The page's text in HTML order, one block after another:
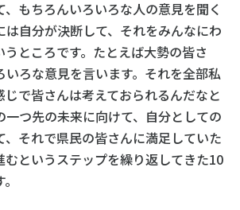
、もちろんいろいろな人の意見を聞く
は自分が決断して、それをみんなにわ
ところです。たとえば大勢の皆さ
いろな意見を言います。それを全部私
で皆さんは考えておられるんだなと
一つ先の未来に向けて、自分としての
それで県民の皆さんに満足していた
むというステップを繰り返してきた10